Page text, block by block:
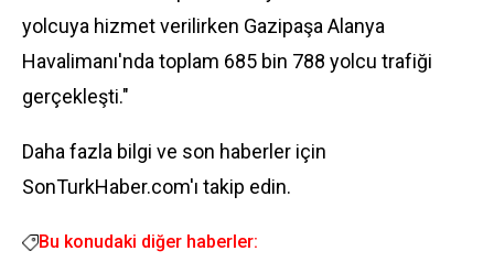
yolcuya hizmet verilirken Gazipaşa Alanya
Havalimanı'nda toplam 685 bin 788 yolcu trafiği
gerçekleşti."
Daha fazla bilgi ve son haberler için
SonTurkHaber.com'ı takip edin.
Bu konudaki diğer haberler: